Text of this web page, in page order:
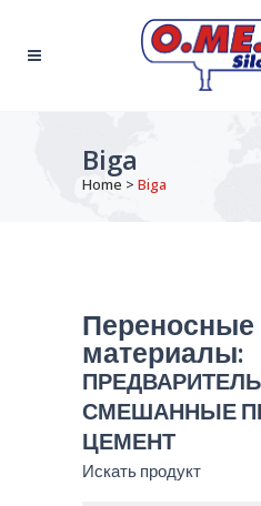
Biga
Home > Biga
Переносные
материалы:
СМЕШАННЫЕ
ЦЕМЕНТ
Искать продукт